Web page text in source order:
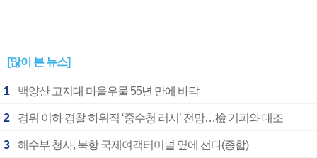
[많이 본 뉴스]
1 백양산 고지대 마을우물 55년 만에 바닥
2 경위 이하 경찰 하위직 ‘중수청 러시’ 전망…檢 기피와 대조
3 해수부 청사, 북항 국제여객터미널 옆에 선다(종합)